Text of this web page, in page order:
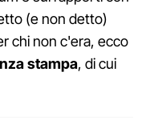
(e non detto)
chi non c'era, ecco
stampa, di cui